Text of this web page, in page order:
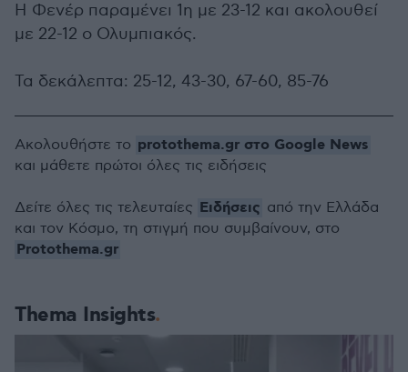
Η Φενέρ παραμένει 1η με 23-12 και ακολουθεί
με 22-12 ο Ολυμπιακός.
Τα δεκάλεπτα: 25-12, 43-30, 67-60, 85-76
Thema Insights
Ακολουθήστε το protothema.gr στο Google News
και μάθετε πρώτοι όλες τις ειδήσεις
Δείτε όλες τις τελευταίες Ειδήσεις από την Ελλάδα
και τον Κόσμο, τη στιγμή που συμβαίνουν, στο
Protothema.gr